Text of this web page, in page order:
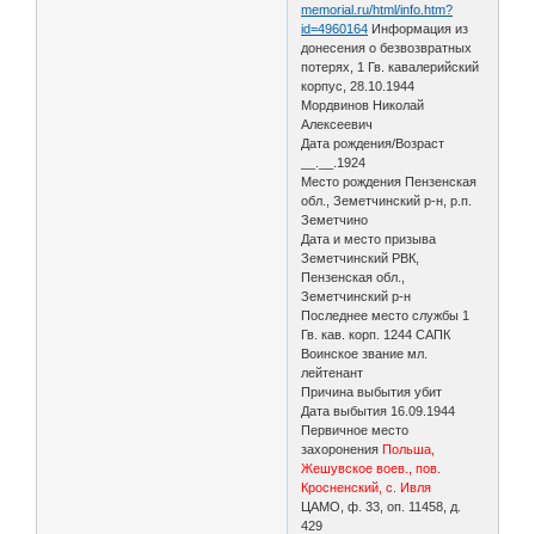
memorial.ru/html/info.htm?
id=4960164 Информация из
донесения о безвозвратных
потерях, 1 Гв. кавалерийский
корпус, 28.10.1944
Мордвинов Николай
Алексеевич
Дата рождения/Возраст
__.__.1924
Место рождения Пензенская
обл., Земетчинский р-н, р.п.
Земетчино
Дата и место призыва
Земетчинский РВК,
Пензенская обл.,
Земетчинский р-н
Последнее место службы 1
Гв. кав. корп. 1244 САПК
Воинское звание мл.
лейтенант
Причина выбытия убит
Дата выбытия 16.09.1944
Первичное место
захороненияПольша,
Жешувское воев., пов.
Кросненский, с. Ивля
ЦАМО, ф. 33, оп. 11458, д.
429